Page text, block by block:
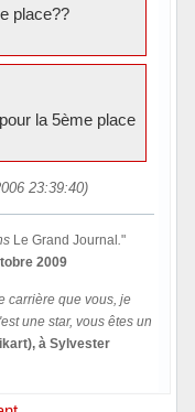
place??
la 5ème place
23:39:40)
Le Grand Journal ."
2009
carrière que vous, je
une star, vous êtes un
à Sylvester